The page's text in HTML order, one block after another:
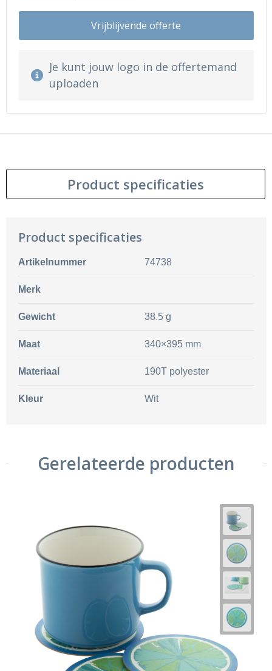
Vrijblijvende offerte
Je kunt jouw logo in de offertemand
uploaden
Product specificaties
Product specificaties
Artikelnummer 74738
Merk
Gewicht 38.5 g
Maat 340×395 mm
Materiaal 190T polyester
Kleur Wit
Gerelateerde producten